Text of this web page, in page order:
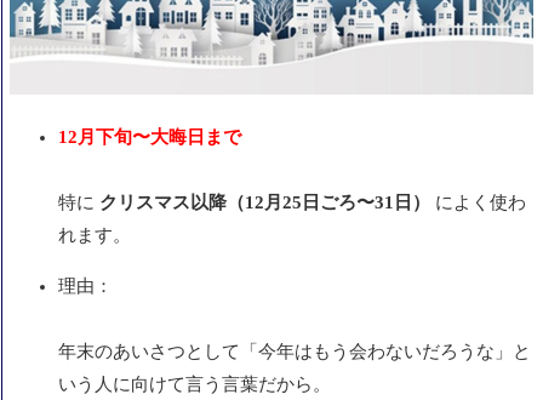
12月下旬〜大晦日まで
特に クリスマス以降（12月25日ごろ〜31日）
によく使わ
れます。
理由：
年末のあいさつとして「今年はもう会わないだろうな」と
いう人に向けて言う言葉だから。